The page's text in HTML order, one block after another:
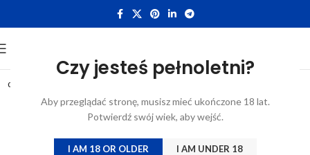
Czy jesteś pełnoletni?
Aby przeglądać stronę, musisz mieć ukończone 18 lat.
Potwierdź swój wiek, aby wejść.
I AM 18 OR OLDER I AM UNDER 18
0,5L